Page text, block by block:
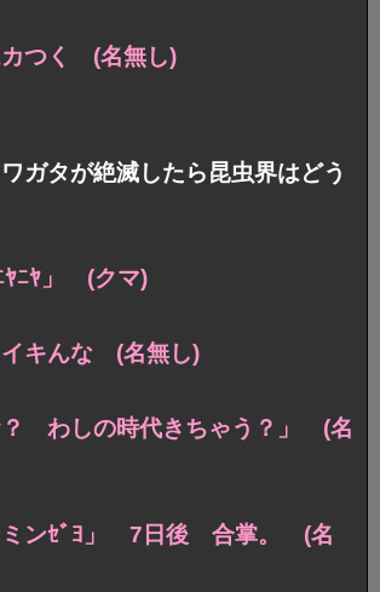
カつく (名無し)
ガタが絶滅したら昆虫界はどう
ﾔﾆﾔ」 (クマ)
イキんな (名無し)
？ わしの時代きちゃう？」 (名
ミンｾﾞﾖ」 7日後 合掌。 (名